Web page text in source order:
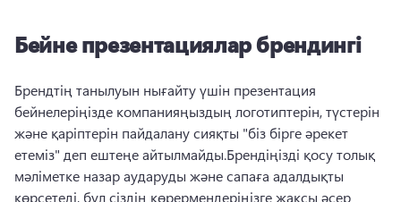
Бейне презентациялар брендингі
Брендтің танылуын нығайту үшін презентация
бейнелеріңізде компанияңыздың логотиптерін, түстерін
және қаріптерін пайдалану сияқты "біз бірге әрекет
етеміз" деп ештеңе айтылмайды.Брендіңізді қосу толық
мәліметке назар аударуды және сапаға адалдықты
көрсетеді, бұл сіздің көрермендеріңізге жақсы әсер